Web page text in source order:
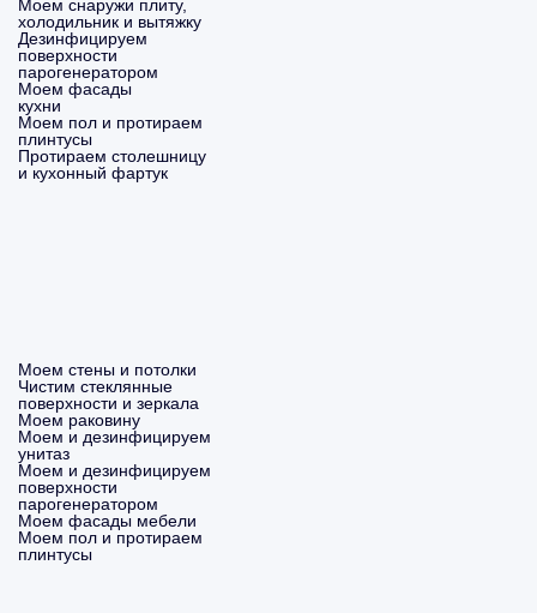
Моем снаружи плиту,
холодильник и вытяжку
Дезинфицируем
поверхности
парогенератором
Моем фасады
кухни
Моем пол и протираем
плинтусы
Протираем столешницу
и кухонный фартук
Моем стены и потолки
Чистим стеклянные
поверхности и зеркала
Моем раковину
Моем и дезинфицируем
унитаз
Моем и дезинфицируем
поверхности
парогенератором
Моем фасады мебели
Моем пол и протираем
плинтусы